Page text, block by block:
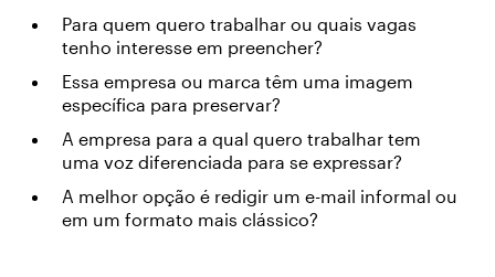
Para quem quero trabalhar ou quais vagas
tenho interesse em preencher?
Essa empresa ou marca têm uma imagem
específica para preservar?
A empresa para a qual quero trabalhar tem
uma voz diferenciada para se expressar?
A melhor opção é redigir um e-mail informal ou
em um formato mais clássico?